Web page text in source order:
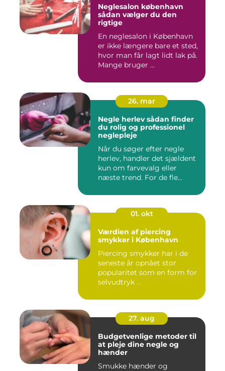
Neglesalon københavn
sådan vælger du den
rigtige
En neglesalon i København
er ikke længere bare et sted,
hvor man får lagt lidt lak på.
Mange bruger ...
26. mar
Negle herlev sådan finder
du rolig og professionel
neglepleje
Når du søger efter negle
herlev, handler det sjældent
kun om farvevalg eller
næste trend. For de fle...
01. okt
Værdien af piercing
smykker i København
Piercing smykker har i de
seneste år opnået stor
popularitet som en form for
selvudtryk ...
27. aug
Budgetvenlige metoder til
at pleje dine negle og
hænder
Smukke hænder og